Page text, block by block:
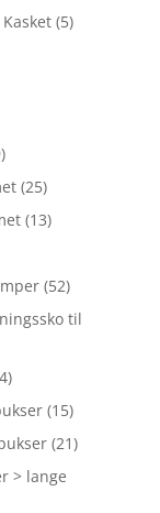
(5)
(25)
(13)
(52)
til
(15)
(21)
> lange